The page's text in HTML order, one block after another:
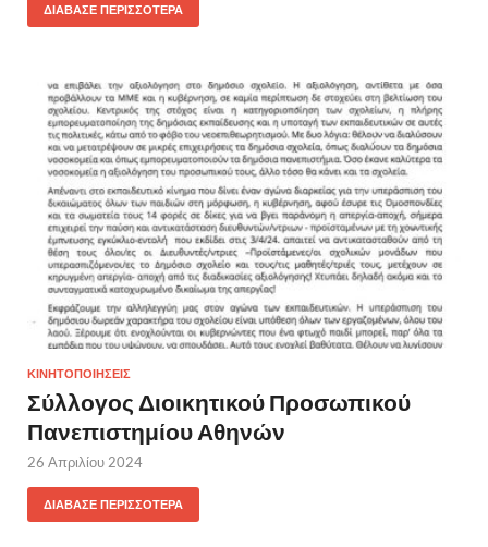
ΔΙΆΒΑΣΕ ΠΕΡΙΣΣΌΤΕΡΑ
ΚΙΝΗΤΟΠΟΙΗΣΕΙΣ
Σύλλογος Διοικητικού Προσωπικού
Πανεπιστημίου Αθηνών
26 Απριλίου 2024
ΔΙΆΒΑΣΕ ΠΕΡΙΣΣΌΤΕΡΑ